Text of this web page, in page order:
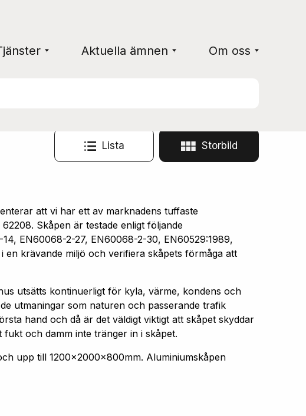
Aktuella ämnen Om oss
Lista Storbild
att vi har ett av marknadens tuffaste
Skåpen är testade enligt följande
EN60068-2-27, EN60068-2-30, EN60529:1989,
en krävande miljö och verifiera skåpets förmåga att
utsätts kontinuerligt för kyla, värme, kondens och
utmaningar som naturen och passerande trafik
hand och då är det väldigt viktigt att skåpet skyddar
och damm inte tränger in i skåpet.
upp till 1200x2000x800mm. Aluminiumskåpen